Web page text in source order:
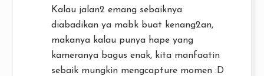
Kalau jalan2 emang sebaiknya
diabadikan ya mabk buat kenang2an,
makanya kalau punya hape yang
kameranya bagus enak, kita manfaatin
sebaik mungkin mengcapture momen :D